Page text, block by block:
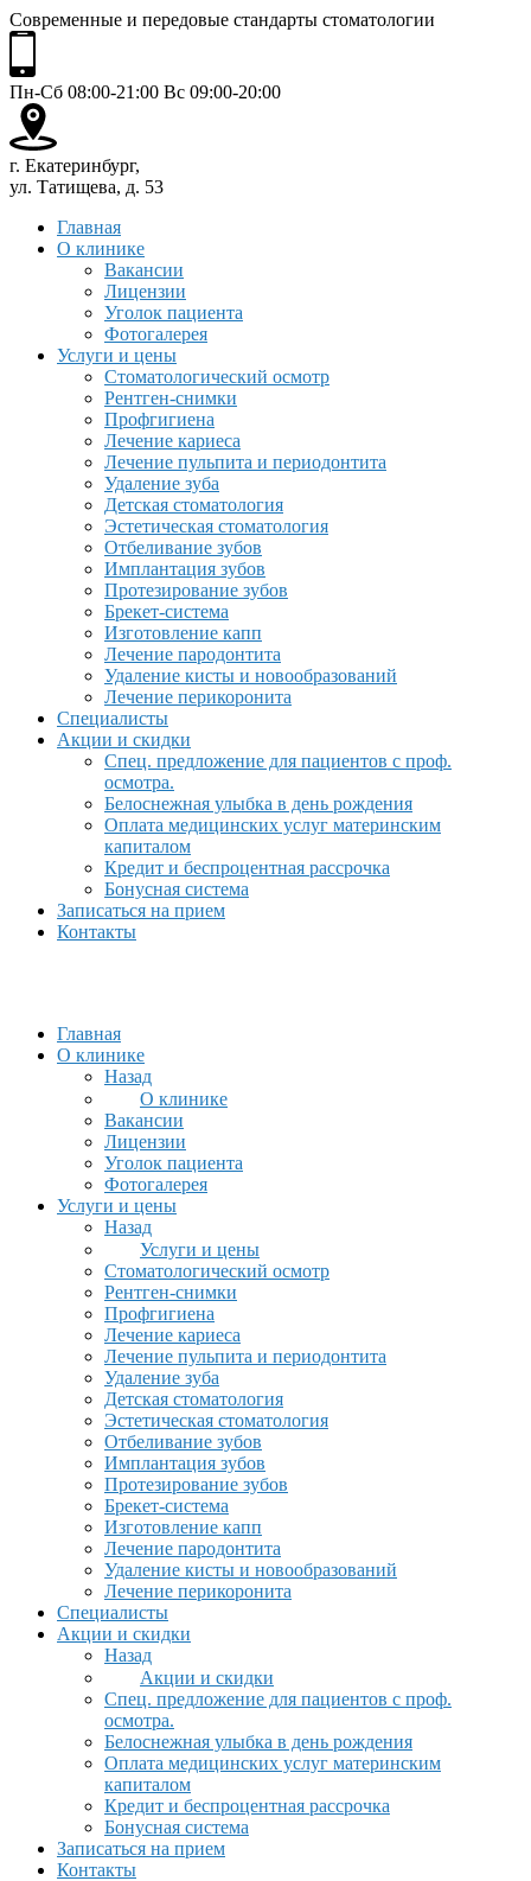
Современные и передовые стандарты стоматологии
Пн-Сб 08:00-21:00 Вс 09:00-20:00
г. Екатеринбург,
ул. Татищева, д. 53
Главная
О клинике
Вакансии
Лицензии
Уголок пациента
Фотогалерея
Услуги и цены
Стоматологический осмотр
Рентген-снимки
Профгигиена
Лечение кариеса
Лечение пульпита и периодонтита
Удаление зуба
Детская стоматология
Эстетическая стоматология
Отбеливание зубов
Имплантация зубов
Протезирование зубов
Брекет-система
Изготовление капп
Лечение пародонтита
Удаление кисты и новообразований
Лечение перикоронита
Специалисты
Акции и скидки
Спец. предложение для пациентов с проф.
осмотра.
Белоснежная улыбка в день рождения
Оплата медицинских услуг материнским
капиталом
Кредит и беспроцентная рассрочка
Бонусная система
Записаться на прием
Контакты
Главная
О клинике
Назад
О клинике
Вакансии
Лицензии
Уголок пациента
Фотогалерея
Услуги и цены
Назад
Услуги и цены
Стоматологический осмотр
Рентген-снимки
Профгигиена
Лечение кариеса
Лечение пульпита и периодонтита
Удаление зуба
Детская стоматология
Эстетическая стоматология
Отбеливание зубов
Имплантация зубов
Протезирование зубов
Брекет-система
Изготовление капп
Лечение пародонтита
Удаление кисты и новообразований
Лечение перикоронита
Специалисты
Акции и скидки
Назад
Акции и скидки
Спец. предложение для пациентов с проф.
осмотра.
Белоснежная улыбка в день рождения
Оплата медицинских услуг материнским
капиталом
Кредит и беспроцентная рассрочка
Бонусная система
Записаться на прием
Контакты